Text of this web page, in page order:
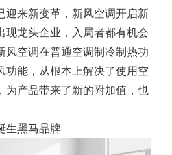
迎来新变革，新风空调开启新
现龙头企业，入局者都有机会
风空调在普通空调制冷制热功
功能，从根本上解决了使用空
为产品带来了新的附加值，也
生黑马品牌